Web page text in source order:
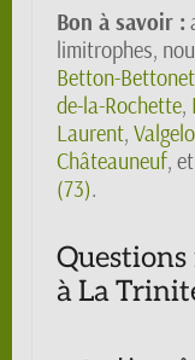
Bon à savoir :
limitrophes,
Betton-Bettonet
de-la-Rochette,
Laurent,
Châteauneuf,
(73).
à La